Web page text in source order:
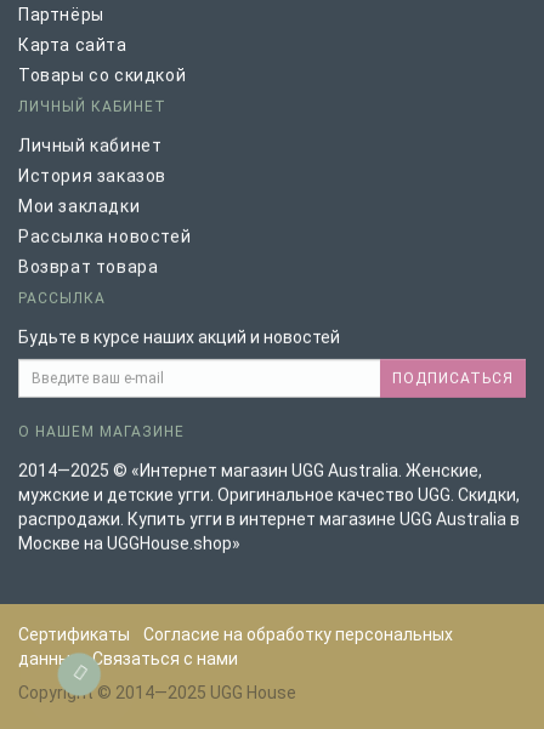
Партнёры
Карта сайта
Товары со скидкой
ЛИЧНЫЙ КАБИНЕТ
Личный кабинет
История заказов
Мои закладки
Рассылка новостей
Возврат товара
РАССЫЛКА
Будьте в курсе наших акций и новостей
ПОДПИСАТЬСЯ
О НАШЕМ МАГАЗИНЕ
2014—2025 © «Интернет магазин UGG Australia. Женские,
мужские и детские угги. Оригинальное качество UGG. Скидки,
распродажи. Купить угги в интернет магазине UGG Australia в
Москве на UGGHouse.shop»
Сертификаты
Согласие на обработку персональных
данных
Связаться с нами
Copyright © 2014—2025 UGG House